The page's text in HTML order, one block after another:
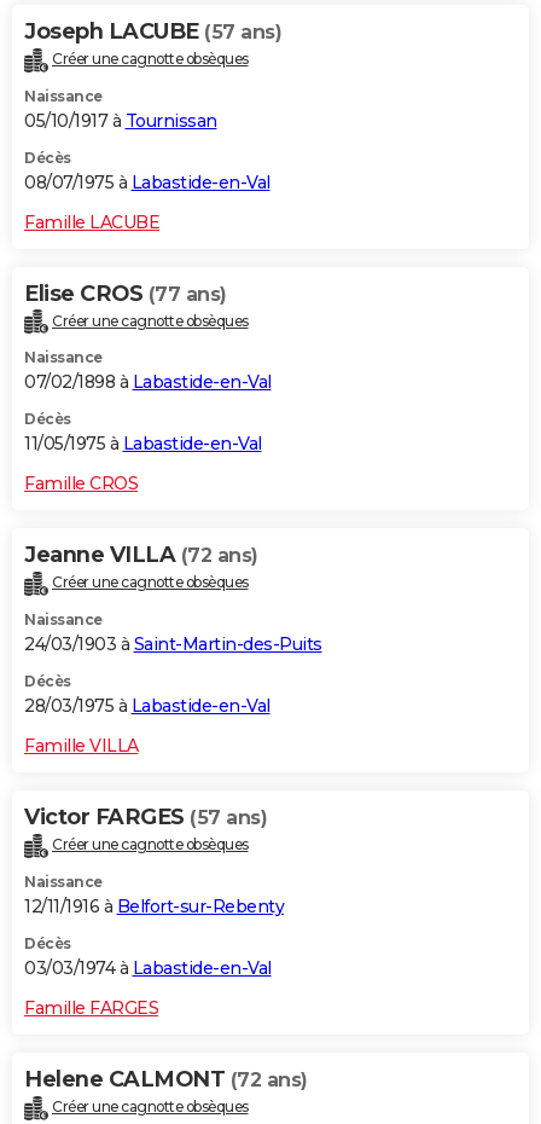
Joseph LACUBE (57 ans)
Créer une cagnotte obsèques
Naissance
05/10/1917 à Tournissan
Décès
08/07/1975 à Labastide-en-Val
Famille LACUBE
Elise CROS (77 ans)
Créer une cagnotte obsèques
Naissance
07/02/1898 à Labastide-en-Val
Décès
11/05/1975 à Labastide-en-Val
Famille CROS
Jeanne VILLA (72 ans)
Créer une cagnotte obsèques
Naissance
24/03/1903 à Saint-Martin-des-Puits
Décès
28/03/1975 à Labastide-en-Val
Famille VILLA
Victor FARGES (57 ans)
Créer une cagnotte obsèques
Naissance
12/11/1916 à Belfort-sur-Rebenty
Décès
03/03/1974 à Labastide-en-Val
Famille FARGES
Helene CALMONT (72 ans)
Créer une cagnotte obsèques